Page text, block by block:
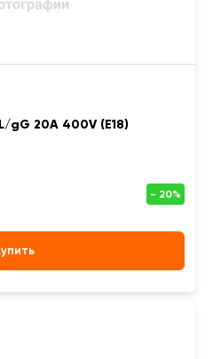
gG 20A 400V (E18)